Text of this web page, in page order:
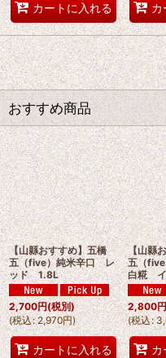
カートに入れる カ
おすすめ商品
【山縣おすすめ】五橋
五（five）純米辛口 レ
ッド 1.8L
2,700円(税別)
(税込: 2,970円)
カートに入れる
【山縣
五（
白糀
2,800円
(税込:
カ